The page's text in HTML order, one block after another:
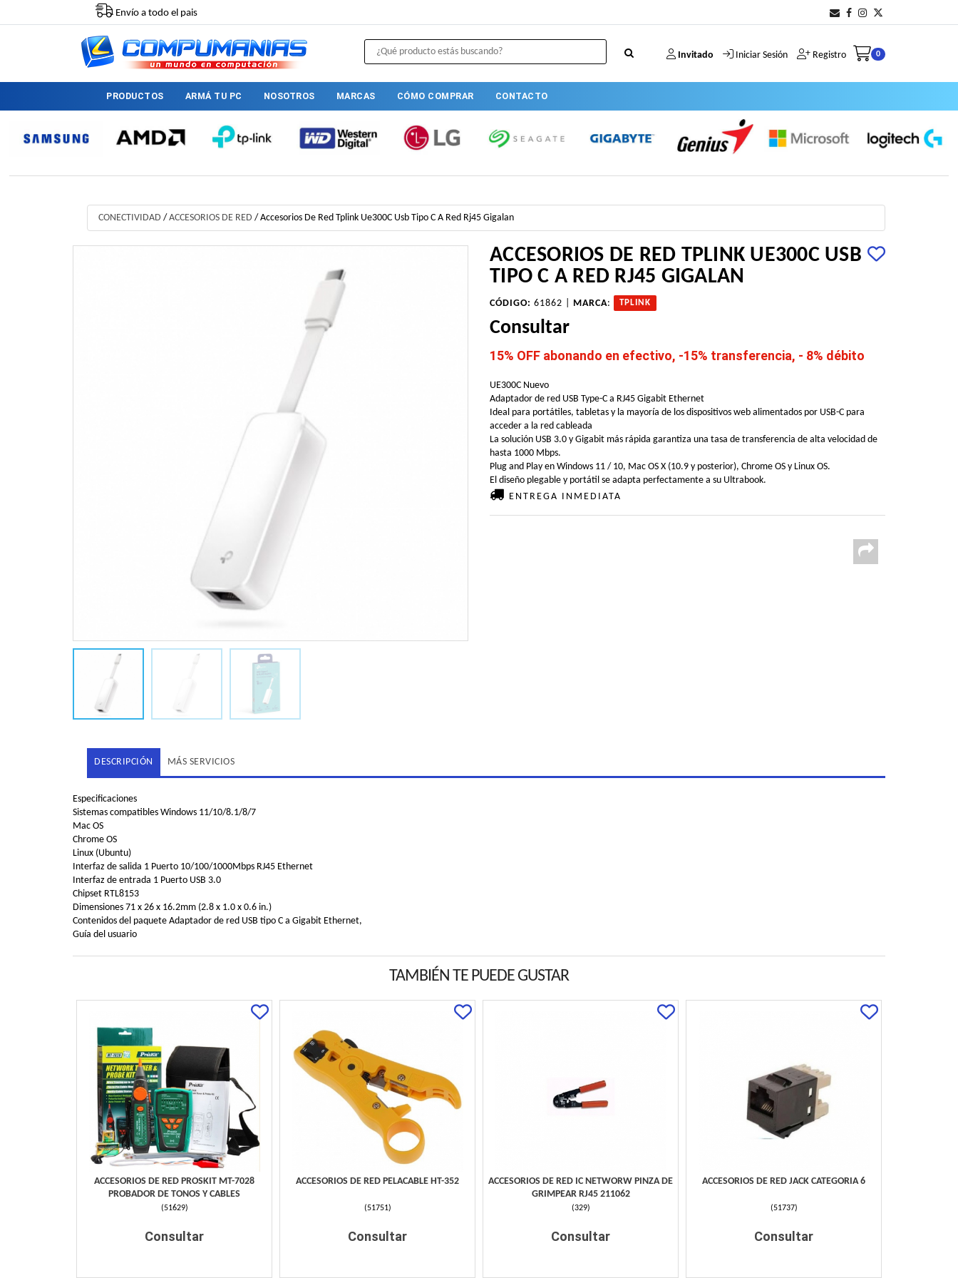
Invitado Iniciar Sesión Registro 0
PRODUCTOS ARMÁ TU PC NOSOTROS MARCAS CÓMO COMPRAR CONTACTO
Envío a todo el pais
CONECTIVIDAD / ACCESORIOS DE RED / Accesorios De Red Tplink Ue300C Usb Tipo C A Red Rj45 Gigalan
ACCESORIOS DE RED TPLINK UE300C USB
TIPO C A RED RJ45 GIGALAN
CÓDIGO: 61862 | MARCA: TPLINK
Consultar
15% OFF abonando en efectivo, -15% transferencia, - 8% débito
UE300C Nuevo
Adaptador de red USB Type-C a RJ45 Gigabit Ethernet
Ideal para portátiles, tabletas y la mayoría de los dispositivos web alimentados por USB-C para
acceder a la red cableada
La solución USB 3.0 y Gigabit más rápida garantiza una tasa de transferencia de alta velocidad de
hasta 1000 Mbps.
Plug and Play en Windows 11 / 10, Mac OS X (10.9 y posterior), Chrome OS y Linux OS.
El diseño plegable y portátil se adapta perfectamente a su Ultrabook.
ENTREGA INMEDIATA
DESCRIPCIÓN MÁS SERVICIOS
Especificaciones
Sistemas compatibles Windows 11/10/8.1/8/7
Mac OS
Chrome OS
Linux (Ubuntu)
Interfaz de salida 1 Puerto 10/100/1000Mbps RJ45 Ethernet
Interfaz de entrada 1 Puerto USB 3.0
Chipset RTL8153
Dimensiones 71 x 26 x 16.2mm (2.8 x 1.0 x 0.6 in.)
Contenidos del paquete Adaptador de red USB tipo C a Gigabit Ethernet,
Guía del usuario
TAMBIÉN TE PUEDE GUSTAR
ACCESORIOS DE RED PROSKIT MT-7028
PROBADOR DE TONOS Y CABLES
(51629)
Consultar
ACCESORIOS DE RED PELACABLE HT-352
(51751)
Consultar
ACCESORIOS DE RED IC NETWORW PINZA DE
GRIMPEAR RJ45 211062
(329)
Consultar
ACCESORIOS DE RED JACK CATEGORIA 6
(51737)
Consultar